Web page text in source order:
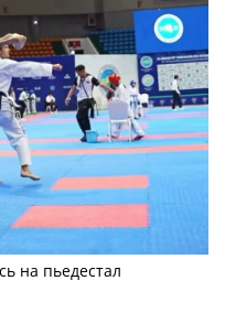
на пьедестал